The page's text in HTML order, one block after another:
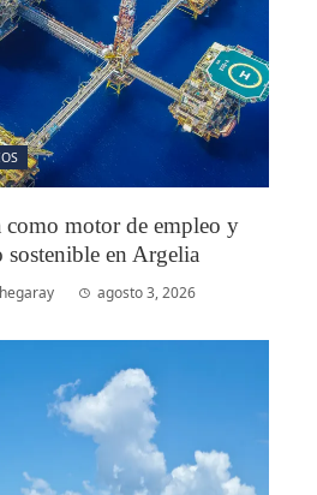
como motor de empleo y
sostenible en Argelia
agosto 3, 2026